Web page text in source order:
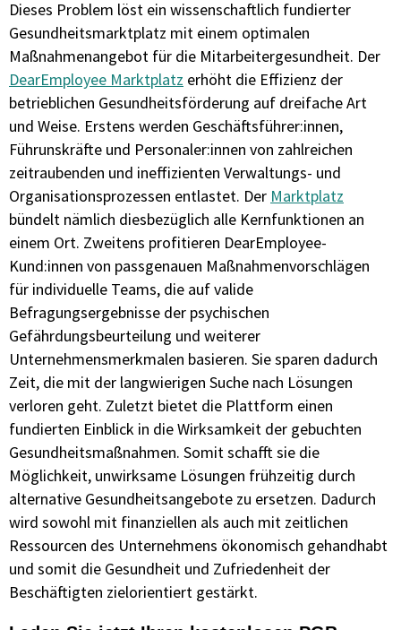
Dieses Problem löst ein wissenschaftlich fundierter
Gesundheitsmarktplatz mit einem optimalen
Maßnahmenangebot für die Mitarbeitergesundheit. Der
DearEmployee Marktplatz erhöht die Effizienz der
betrieblichen Gesundheitsförderung auf dreifache Art
und Weise. Erstens werden Geschäftsführer:innen,
Führunskräfte und Personaler:innen von zahlreichen
zeitraubenden und ineffizienten Verwaltungs- und
Organisationsprozessen entlastet. Der Marktplatz
bündelt nämlich diesbezüglich alle Kernfunktionen an
einem Ort. Zweitens profitieren DearEmployee-
Kund:innen von passgenauen Maßnahmenvorschlägen
für individuelle Teams, die auf valide
Befragungsergebnisse der psychischen
Gefährdungsbeurteilung und weiterer
Unternehmensmerkmalen basieren. Sie sparen dadurch
Zeit, die mit der langwierigen Suche nach Lösungen
verloren geht. Zuletzt bietet die Plattform einen
fundierten Einblick in die Wirksamkeit der gebuchten
Gesundheitsmaßnahmen. Somit schafft sie die
Möglichkeit, unwirksame Lösungen frühzeitig durch
alternative Gesundheitsangebote zu ersetzen. Dadurch
wird sowohl mit finanziellen als auch mit zeitlichen
Ressourcen des Unternehmens ökonomisch gehandhabt
und somit die Gesundheit und Zufriedenheit der
Beschäftigten zielorientiert gestärkt.